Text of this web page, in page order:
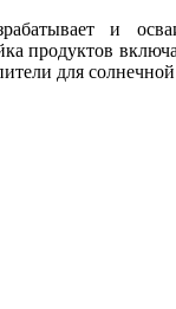
и
продуктов
для